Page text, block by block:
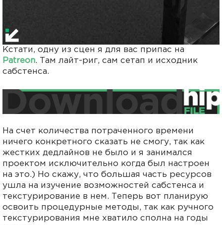
Кстати, одну из сцен я для вас припас на
Patreon. Там лайт-риг, сам сетап и исходник
сабстенса.
На счет количества потраченного времени
ничего конкретного сказать не смогу, так как
жестких дедлайнов не было и я занимался
проектом исключительно когда был настроен
на это.) Но скажу, что большая часть ресурсов
ушла на изучение возможностей сабстенса и
текстурирование в нем. Теперь вот планирую
освоить процедурные методы, так как ручного
текстурирования мне хватило сполна на годы